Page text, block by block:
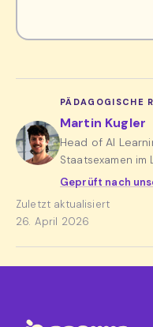
PÄDAGOGISCHE
Martin Kugler
Head of AI
Staatsexamen
Geprüft nach
Zuletzt aktualisiert
26. April 2026